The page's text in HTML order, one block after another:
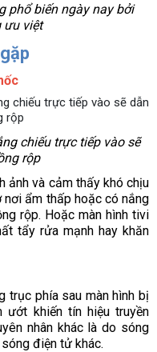
phổ biến ngày nay bởi
ưu việt
chiếu trực tiếp vào sẽ
rộp
ảnh và cảm thấy khó chịu
ẩm thấp hoặc có nắng
rộp. Hoặc màn hình tivi
tẩy rửa mạnh hay khăn
trục phía sau màn hình bị
ướt khiến tín hiệu truyền
nhân khác là do sóng
điện tử khác.